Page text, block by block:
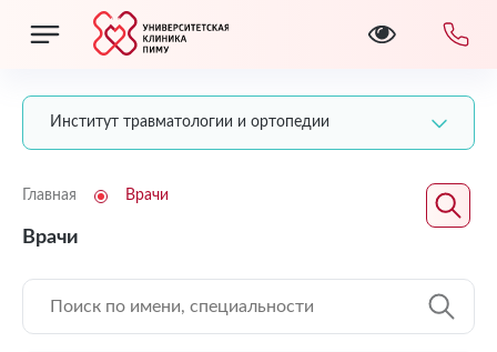
Институт травматологии и ортопедии
Главная Врачи
Врачи